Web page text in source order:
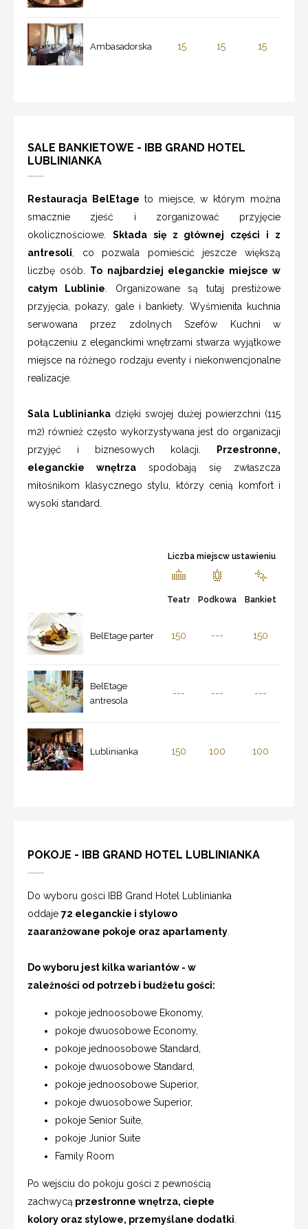
Ambasadorska 15 15 15
SALE BANKIETOWE - IBB GRAND HOTEL
LUBLINIANKA
Restauracja BelEtage to miejsce, w którym można
smacznie zjeść i zorganizować przyjęcie
okolicznościowe. Składa się z głównej części i z
antresoli , co pozwala pomieścić jeszcze większą
liczbę osób. To najbardziej eleganckie miejsce w
całym Lublinie . Organizowane są tutaj prestiżowe
przyjęcia, pokazy, gale i bankiety. Wyśmienita kuchnia
serwowana przez zdolnych Szefów Kuchni w
połączeniu z eleganckimi wnętrzami stwarza wyjątkowe
miejsce na różnego rodzaju eventy i niekonwencjonalne
realizacje.
Sala Lublinianka dzięki swojej dużej powierzchni (115
m2) również często wykorzystywana jest do organizacji
przyjęć i biznesowych kolacji.
Przestronne,
eleganckie wnętrza spodobają się zwłaszcza
miłośnikom klasycznego stylu, którzy cenią komfort i
wysoki standard.
Liczba miejscw ustawieniu
Teatr Podkowa Bankiet
BelEtage parter 150 --- 150
BelEtage
antresola
--- --- ---
Lublinianka 150 100 100
POKOJE - IBB GRAND HOTEL LUBLINIANKA
Do wyboru gości IBB Grand Hotel Lublinianka
oddaje 72 eleganckie i stylowo
zaaranżowane pokoje oraz apartamenty
Do wyboru jest kilka wariantów - w
zależności od potrzeb i budżetu gości:
pokoje jednoosobowe Ekonomy,
pokoje dwuosobowe Economy,
pokoje jednoosobowe Standard,
pokoje dwuosobowe Standard,
pokoje jednoosobowe Superior,
pokoje dwuosobowe Superior,
pokoje Senior Suite,
pokoje Junior Suite
Family Room
Po wejściu do pokoju gości z pewnością
zachwycą przestronne wnętrza, ciepłe
kolory oraz stylowe, przemyślane dodatki